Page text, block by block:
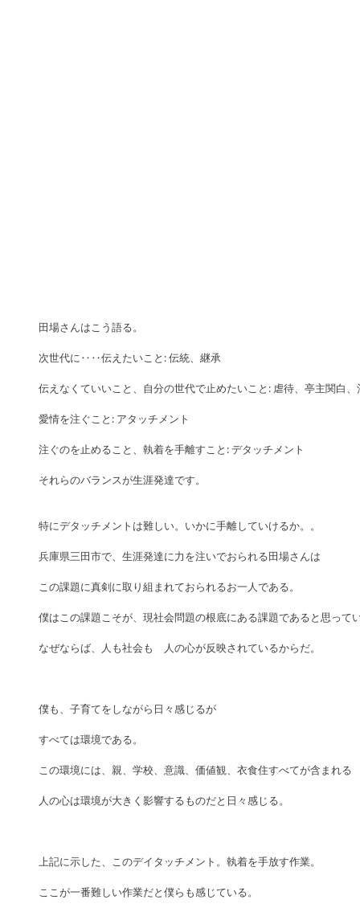
田場さんはこう語る。
次世代に‥‥伝えたいこと: 伝統、継承
伝えなくていいこと、自分の世代で止めたいこと: 虐待、亭主関白
愛情を注ぐこと: アタッチメント
注ぐのを止めること、執着を手離すこと: デタッチメント
それらのバランスが生涯発達です。
特にデタッチメントは難しい。いかに手離していけるか。。
兵庫県三田市で、生涯発達に力を注いでおられる田場さんは
この課題に真剣に取り組まれておられるお一人である。
僕はこの課題こそが、現社会問題の根底にある課題であると思って
なぜならば、人も社会も　人の心が反映されているからだ。
僕も、子育てをしながら日々感じるが
すべては環境である。
この環境には、親、学校、意識、価値観、衣食住すべてが含まれる
人の心は環境が大きく影響するものだと日々感じる。
上記に示した、このデイタッチメント。執着を手放す作業。
ここが一番難しい作業だと僕らも感じている。